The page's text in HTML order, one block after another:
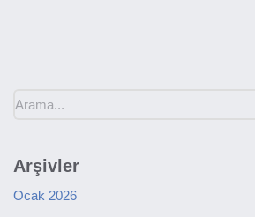
Arşivler
Ocak 2026